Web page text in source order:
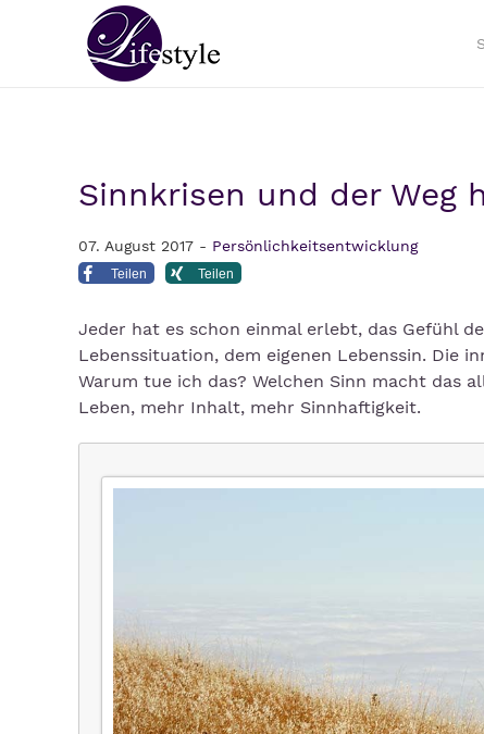
Sinnkrisen und der Weg
07. August 2017 - Persönlichkeitsentwicklung
Teilen Teilen
Jeder hat es schon einmal erlebt, das Gefühl
Lebenssituation, dem eigenen Lebenssin. Die
Warum tue ich das? Welchen Sinn macht das
Leben, mehr Inhalt, mehr Sinnhaftigkeit.